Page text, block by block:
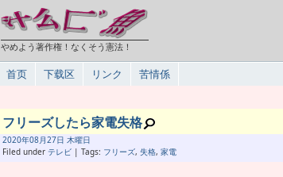
やめよう著作権！なくそう憲法！
首页 下载区 リンク 苦情係
フリーズしたら家電失格
2020年08月27日 木曜日
Filed under テレビ | Tags: フリーズ, 失格, 家電